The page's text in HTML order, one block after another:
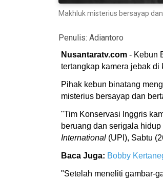
Makhluk misterius bersayap
Penulis: Adiantoro
Nusantaratv.com - Kebun
tertangkap kamera jebak di
Pihak kebun binatang
misterius bersayap dan
"Tim Konservasi Inggris
beruang dan serigala
International (UPI), Sabtu
Baca Juga: Bobby
"Setelah meneliti gambar-